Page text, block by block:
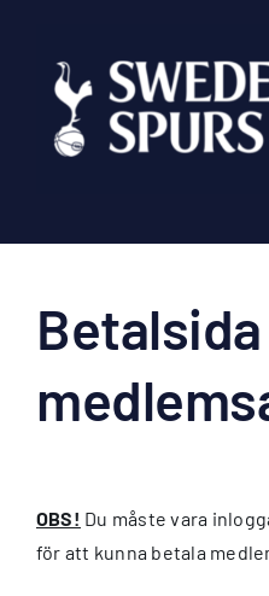
innehållet
OBS! Du måste vara
för att kunna betala